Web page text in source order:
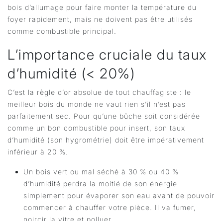
bois d’allumage pour faire monter la température du
foyer rapidement, mais ne doivent pas être utilisés
comme combustible principal.
L’importance cruciale du taux
d’humidité (< 20%)
C’est la règle d’or absolue de tout chauffagiste : le
meilleur bois du monde ne vaut rien s’il n’est pas
parfaitement sec. Pour qu’une bûche soit considérée
comme un bon combustible pour insert, son taux
d’humidité (son hygrométrie) doit être impérativement
inférieur à 20 %.
Un bois vert ou mal séché à 30 % ou 40 %
d’humidité perdra la moitié de son énergie
simplement pour évaporer son eau avant de pouvoir
commencer à chauffer votre pièce. Il va fumer,
noircir la vitre et polluer.